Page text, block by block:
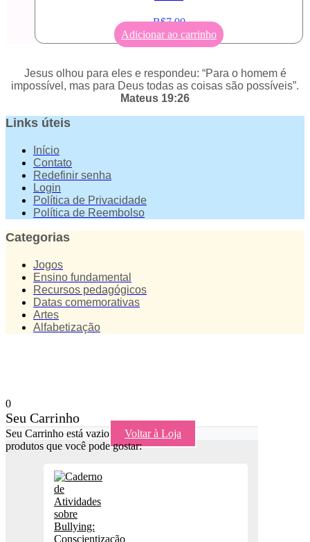
R$7,00
Adicionar ao carrinho
Jesus olhou para eles e respondeu: “Para o homem é
impossível, mas para Deus todas as coisas são possíveis”.
Mateus 19:26
Links úteis
Início
Contato
Redefinir senha
Login
Política de Privacidade
Política de Reembolso
Categorias
Jogos
Ensino fundamental
Recursos pedagógicos
Datas comemorativas
Artes
Alfabetização
0
Seu Carrinho
Seu Carrinho está vazio
Voltar à Loja
produtos que você pode gostar: